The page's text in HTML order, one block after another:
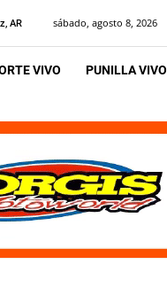
AR sábado, agosto 8, 2026
VIVO PUNILLA VIVO